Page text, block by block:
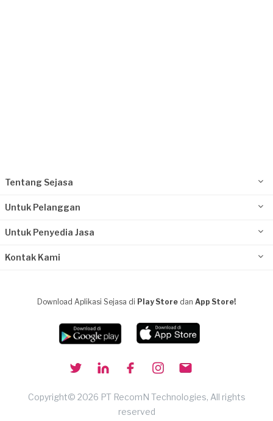
Tentang Sejasa
Untuk Pelanggan
Untuk Penyedia Jasa
Kontak Kami
Download Aplikasi Sejasa di Play Store dan App Store!
Copyright© 2026 PT RecomN Technologies, All rights
reserved